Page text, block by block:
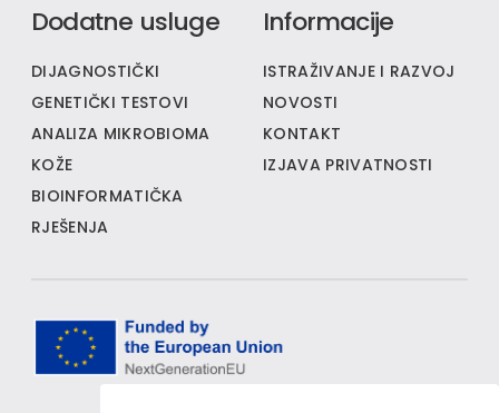
Dodatne usluge
DIJAGNOSTIČKI
GENETIČKI TESTOVI
ANALIZA MIKROBIOMA
KOŽE
BIOINFORMATIČKA
RJEŠENJA
Informacije
ISTRAŽIVANJE I RAZVOJ
NOVOSTI
KONTAKT
IZJAVA PRIVATNOSTI